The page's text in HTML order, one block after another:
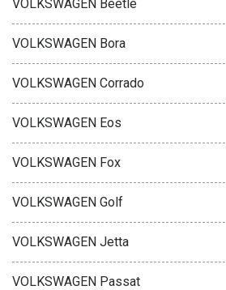
VOLKSWAGEN Beetle
VOLKSWAGEN Bora
VOLKSWAGEN Corrado
VOLKSWAGEN Eos
VOLKSWAGEN Fox
VOLKSWAGEN Golf
VOLKSWAGEN Jetta
VOLKSWAGEN Passat